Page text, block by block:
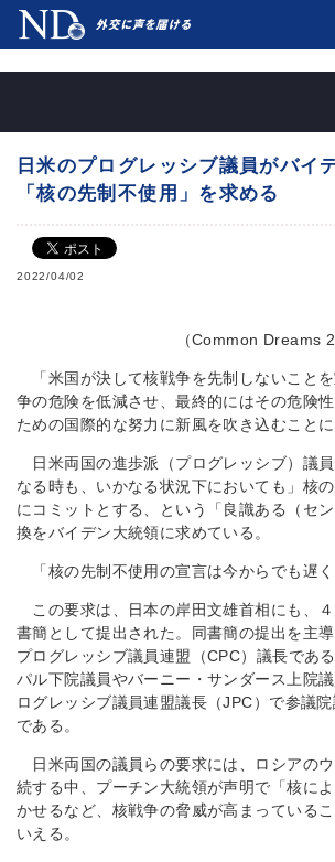
">">
日米のプログレッシブ議員がバイ
「核の先制不使用」を求める
2022/04/02
（Common Dreams
「米国が決して核戦争を先制しないこと
争の危険を低減させ、最終的にはその危険
ための国際的な努力に新風を吹き込むことに
日米両国の進歩派（プログレッシブ）議
なる時も、いかなる状況下においても」核
にコミットとする、という「良識ある（セ
換をバイデン大統領に求めている。
「核の先制不使用の宣言は今からでも遅く
この要求は、日本の岸田文雄首相にも、
書簡として提出された。同書簡の提出を主
プログレッシブ議員連盟（CPC）議長であ
パル下院議員やバーニー・サンダース上院
ログレッシブ議員連盟議長（JPC）で参議
である。
日米両国の議員らの要求には、ロシアの
続する中、プーチン大統領が声明で「核に
かせるなど、核戦争の脅威が高まっている
いえる。